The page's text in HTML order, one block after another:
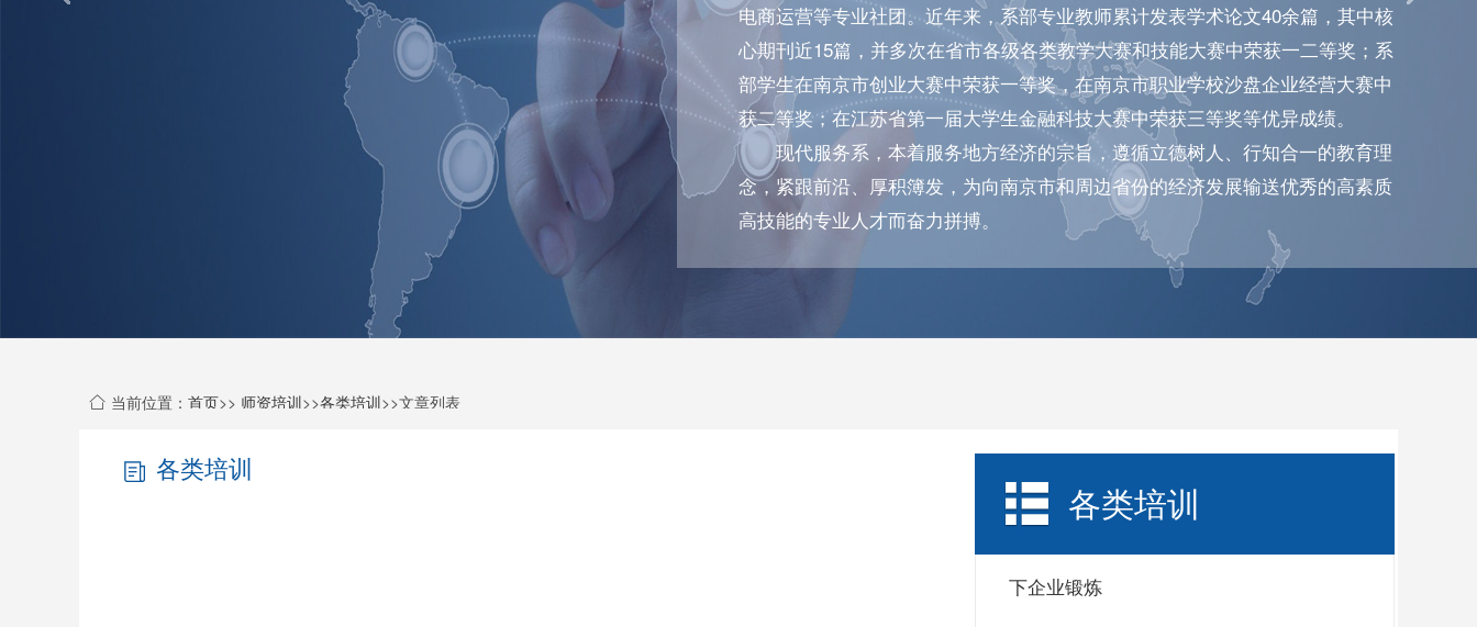
电商运营等专业社团。近年来，系部专业教师累计发表学术论文40余篇，其中核
心期刊近15篇，并多次在省市各级各类教学大赛和技能大赛中荣获一二等奖；系
部学生在南京市创业大赛中荣获一等奖，在南京市职业学校沙盘企业经营大赛中
获二等奖；在江苏省第一届大学生金融科技大赛中荣获三等奖等优异成绩。
现代服务系，本着服务地方经济的宗旨，遵循立德树人、行知合一的教育理
念，紧跟前沿、厚积簿发，为向南京市和周边省份的经济发展输送优秀的高素质
高技能的专业人才而奋力拼搏。
当前位置： 首页>> 师资培训>>各类培训>>文章列表
各类培训
下企业锻炼
各类培训